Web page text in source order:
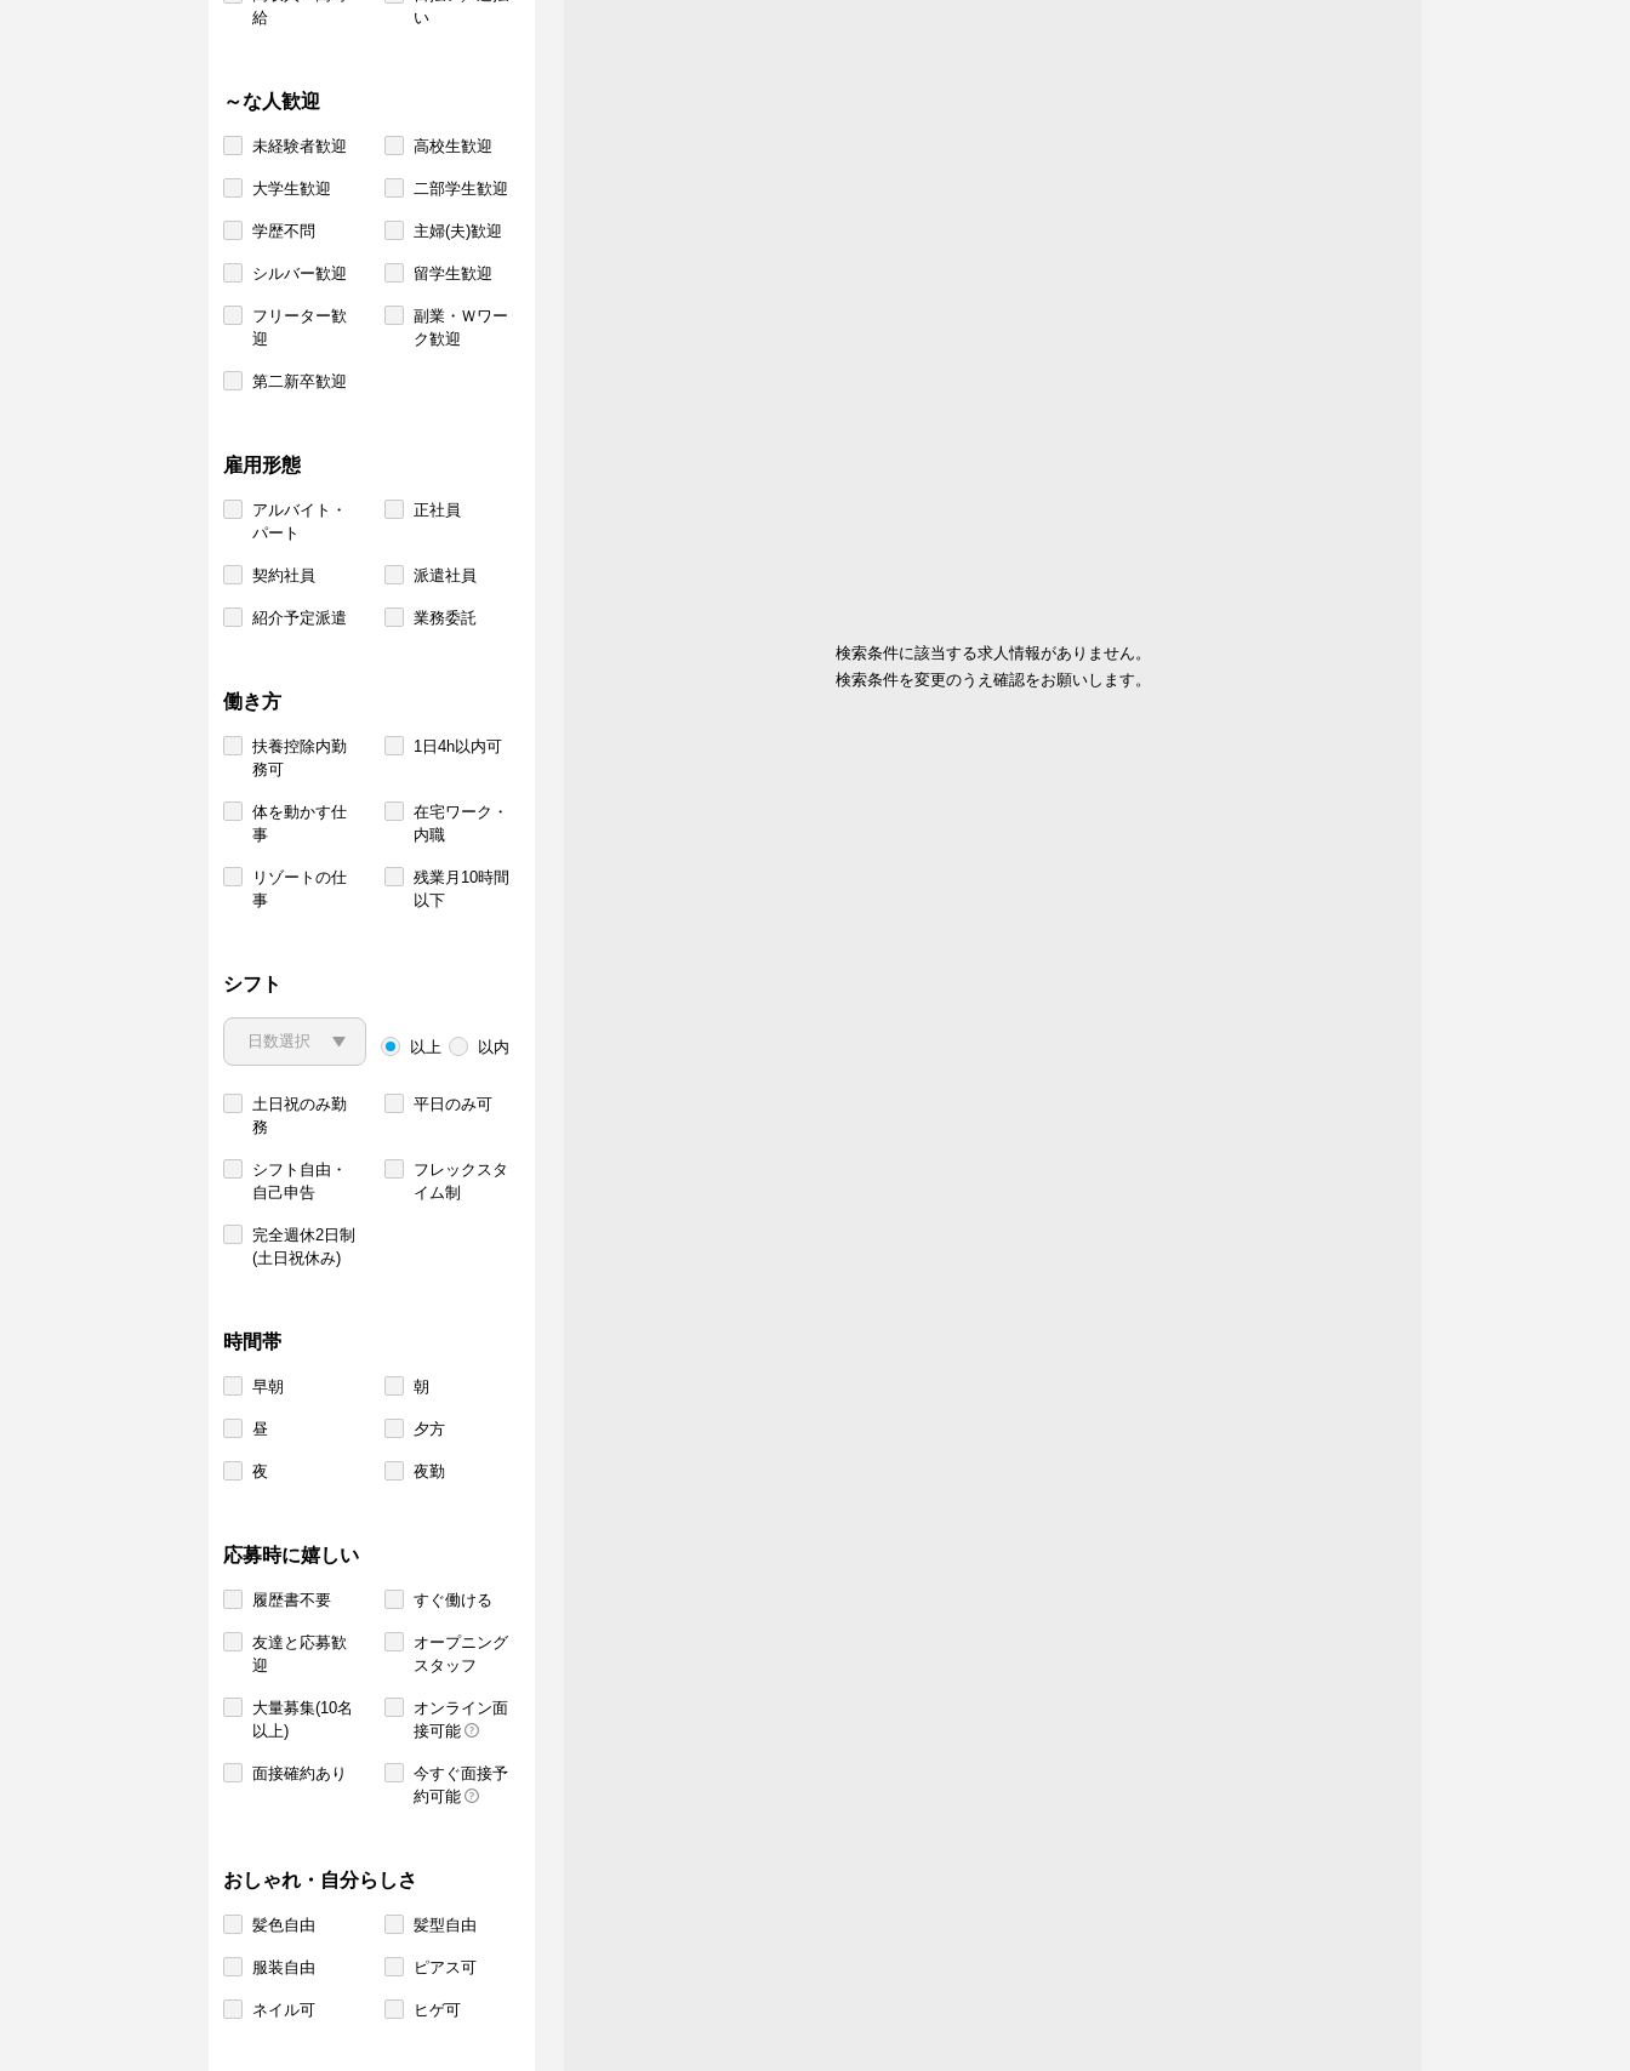
給
い
～な人歓迎
未経験者歓迎 高校生歓迎
大学生歓迎 二部学生歓迎
学歴不問 主婦(夫)歓迎
シルバー歓迎 留学生歓迎
フリーター歓
迎
副業・Ｗワー
ク歓迎
第二新卒歓迎
雇用形態
アルバイト・
パート
正社員
契約社員 派遣社員
紹介予定派遣 業務委託
働き方
扶養控除内勤
務可
1日4h以内可
体を動かす仕
事
在宅ワーク・
内職
リゾートの仕
事
残業月10時間
以下
シフト
以上 以内
土日祝のみ勤
務
平日のみ可
シフト自由・
自己申告
フレックスタ
イム制
完全週休2日制
(土日祝休み)
時間帯
早朝 朝
昼 夕方
夜 夜勤
応募時に嬉しい
履歴書不要 すぐ働ける
友達と応募歓
迎
オープニング
スタッフ
大量募集(10名
以上)
オンライン面
接可能
面接確約あり
今すぐ面接予
約可能
おしゃれ・自分らしさ
髪色自由 髪型自由
服装自由 ピアス可
ネイル可 ヒゲ可
検索条件に該当する求人情報がありません。
検索条件を変更のうえ確認をお願いします。